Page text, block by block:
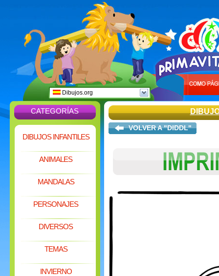
Dibujos.org
CATEGORÍAS
DIBUJOS INFANTILES
ANIMALES
MANDALAS
PERSONAJES
DIVERSOS
TEMAS
INVIERNO
VOLVER A "DIDDL"